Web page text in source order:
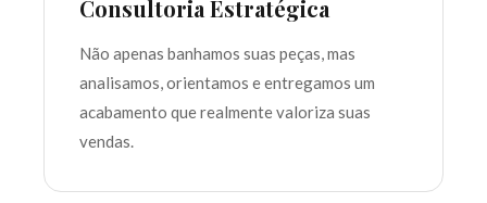
Consultoria Estratégica
Não apenas banhamos suas peças, mas
analisamos, orientamos e entregamos um
acabamento que realmente valoriza suas
vendas.